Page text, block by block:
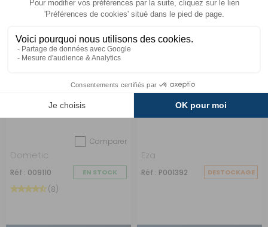
Grille obturable basse
avec cache L200 pour
frigo de camping-car
Comparer
Dometic
Réf : 009110 EN STOCK
(8)
Climatiseur Smart
Eza
Réf : P001392 DESTOCKAGE